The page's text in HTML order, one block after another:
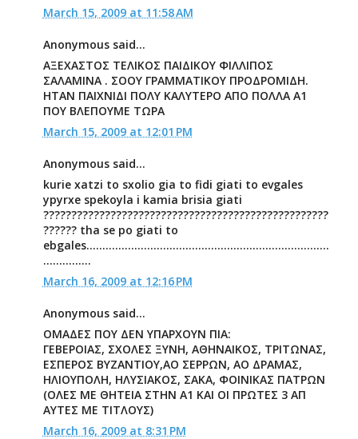
March 15, 2009 at 11:58 AM
Anonymous said...
ΑΞΕΧΑΣΤΟΣ ΤΕΛΙΚΟΣ ΠΑΙΔΙΚΟΥ ΦΙΛΛΙΠΟΣ
ΣΑΛΑΜΙΝΑ . ΣΟΟΥ ΓΡΑΜΜΑΤΙΚΟΥ ΠΡΟΔΡΟΜΙΔΗ.
ΗΤΑΝ ΠΑΙΧΝΙΔΙ ΠΟΛΥ ΚΑΛΥΤΕΡΟ ΑΠΟ ΠΟΛΛΑ Α1
ΠΟΥ ΒΛΕΠΟΥΜΕ ΤΩΡΑ
March 15, 2009 at 12:01 PM
Anonymous said...
kurie xatzi to sxolio gia to fidi giati to evgales
ypyrxe spekoyla i kamia brisia giati
???????????????????????????????????????????????????
?????? tha se po giati to
ebgales............................................................................
...............
March 16, 2009 at 12:16 PM
Anonymous said...
ΟΜΑΔΕΣ ΠΟΥ ΔΕΝ ΥΠΑΡΧΟΥΝ ΠΙΑ:
ΓΕΒΕΡΟΙΑΣ, ΣΧΟΛΕΣ ΞΥΝΗ, ΑΘΗΝΑΙΚΟΣ, ΤΡΙΤΩΝΑΣ,
ΕΣΠΕΡΟΣ ΒΥΖΑΝΤΙΟΥ,ΑΟ ΣΕΡΡΩΝ, ΑΟ ΔΡΑΜΑΣ,
ΗΛΙΟΥΠΟΛΗ, ΗΛΥΣΙΑΚΟΣ, ΣΑΚΑ, ΦΟΙΝΙΚΑΣ ΠΑΤΡΩΝ
(ΟΛΕΣ ΜΕ ΘΗΤΕΙΑ ΣΤΗΝ Α1 ΚΑΙ ΟΙ ΠΡΩΤΕΣ 3 ΑΠ
ΑΥΤΕΣ ΜΕ ΤΙΤΛΟΥΣ)
March 16, 2009 at 8:31 PM